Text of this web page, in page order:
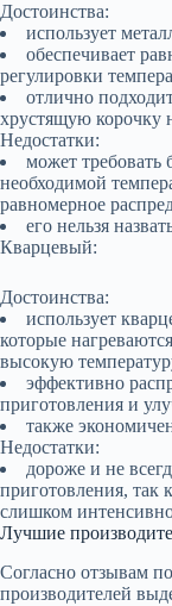
Достоинства:
использует
обеспечивает
регулировки
отлично
хрустящую корочку
Недостатки:
может требовать
необходимой
равномерное
его нельзя
Кварцевый:
Достоинства:
использует
которые
высокую
эффективно
приготовления и
также
Недостатки:
дороже и не
приготовления, так
слишком
Лучшие
Согласно отзывам
производителей